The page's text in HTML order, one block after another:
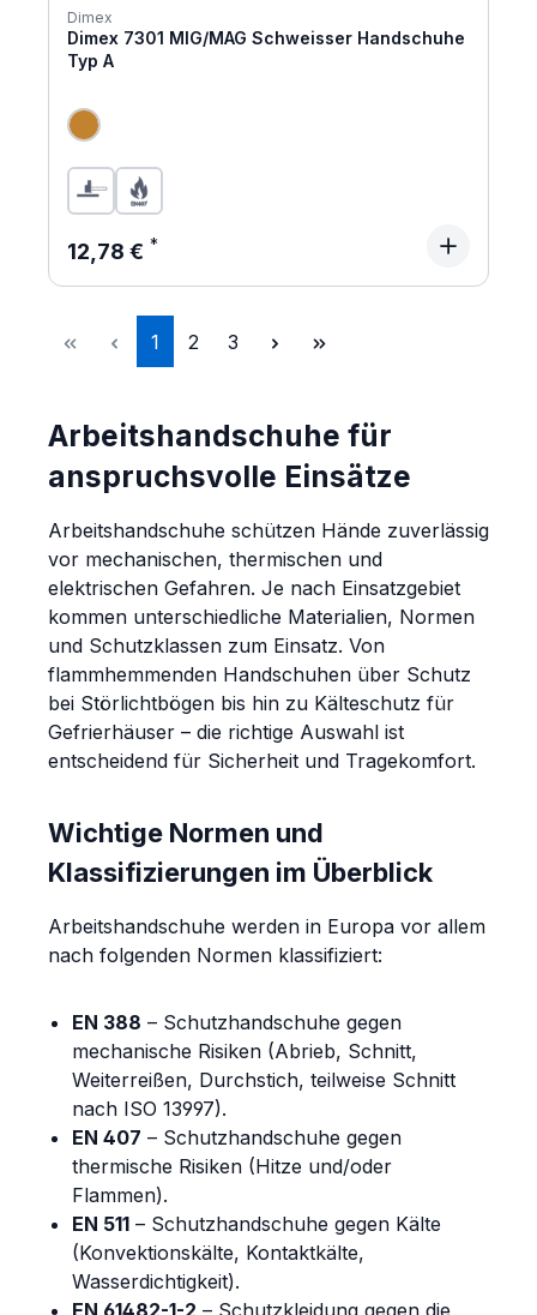
Dimex
Dimex 7301 MIG/MAG Schweisser Handschuhe
Typ A
Regulärer Preis:
12,78 €
Seite
1 Seite
2 Seite
3
Arbeitshandschuhe für
anspruchsvolle Einsätze
Arbeitshandschuhe schützen Hände zuverlässig
vor mechanischen, thermischen und
elektrischen Gefahren. Je nach Einsatzgebiet
kommen unterschiedliche Materialien, Normen
und Schutzklassen zum Einsatz. Von
flammhemmenden Handschuhen über Schutz
bei Störlichtbögen bis hin zu Kälteschutz für
Gefrierhäuser – die richtige Auswahl ist
entscheidend für Sicherheit und Tragekomfort.
Wichtige Normen und
Klassifizierungen im Überblick
Arbeitshandschuhe werden in Europa vor allem
nach folgenden Normen klassifiziert:
EN 388 – Schutzhandschuhe gegen
mechanische Risiken (Abrieb, Schnitt,
Weiterreißen, Durchstich, teilweise Schnitt
nach ISO 13997).
EN 407 – Schutzhandschuhe gegen
thermische Risiken (Hitze und/oder
Flammen).
EN 511 – Schutzhandschuhe gegen Kälte
(Konvektionskälte, Kontaktkälte,
Wasserdichtigkeit).